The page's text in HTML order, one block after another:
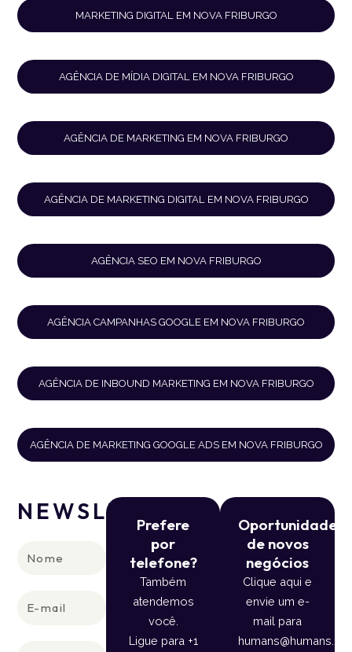
MARKETING DIGITAL EM NOVA FRIBURGO
AGÊNCIA DE MÍDIA DIGITAL EM NOVA FRIBURGO
AGÊNCIA DE MARKETING EM NOVA FRIBURGO
AGÊNCIA DE MARKETING DIGITAL EM NOVA FRIBURGO
AGÊNCIA SEO EM NOVA FRIBURGO
AGÊNCIA CAMPANHAS GOOGLE EM NOVA FRIBURGO
AGÊNCIA DE INBOUND MARKETING EM NOVA FRIBURGO
AGÊNCIA DE MARKETING GOOGLE ADS EM NOVA FRIBURGO
NEWSLETTER
Prefere
por
telefone?
Também
atendemos
você.
Ligue para +1
Oportunidade
de novos
negócios
Clique aqui e
envie um e-
mail para